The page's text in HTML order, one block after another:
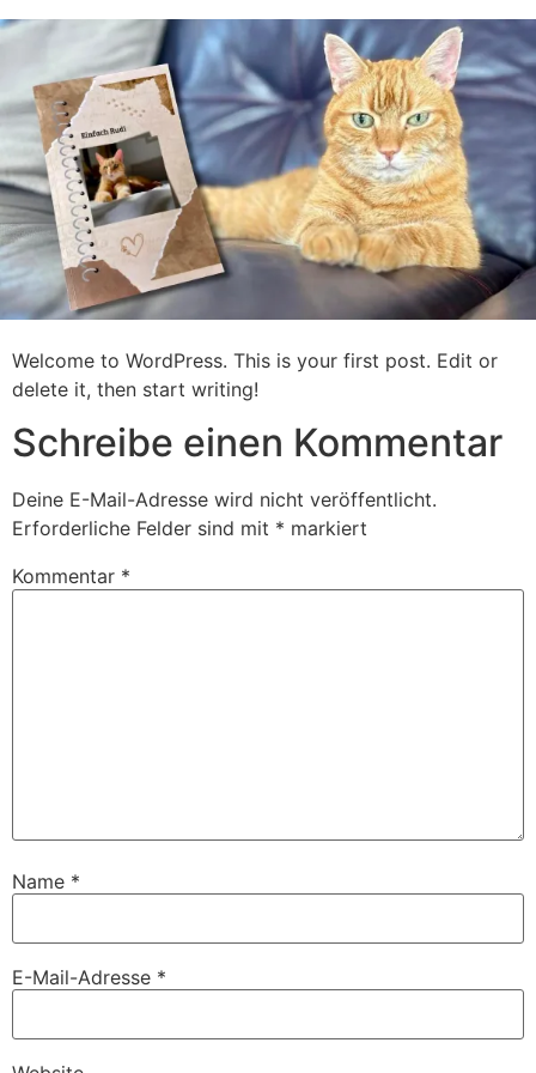
Zum
Inhalt
springen
Welcome to WordPress. This is your first post. Edit or
delete it, then start writing!
Schreibe einen Kommentar
Deine E-Mail-Adresse wird nicht veröffentlicht.
Erforderliche Felder sind mit * markiert
Kommentar *
Name *
E-Mail-Adresse *